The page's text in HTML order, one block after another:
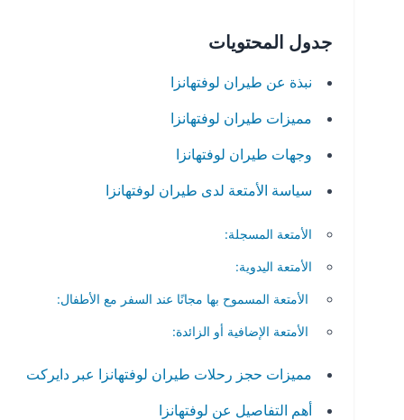
جدول المحتويات
نبذة عن طيران لوفتهانزا
مميزات طيران لوفتهانزا
وجهات طيران لوفتهانزا
سياسة الأمتعة لدى طيران لوفتهانزا
الأمتعة المسجلة:
الأمتعة اليدوية:
الأمتعة المسموح بها مجانًا عند السفر مع الأطفال:
الأمتعة الإضافية أو الزائدة:
مميزات حجز رحلات طيران لوفتهانزا عبر دايركت
أهم التفاصيل عن لوفتهانزا